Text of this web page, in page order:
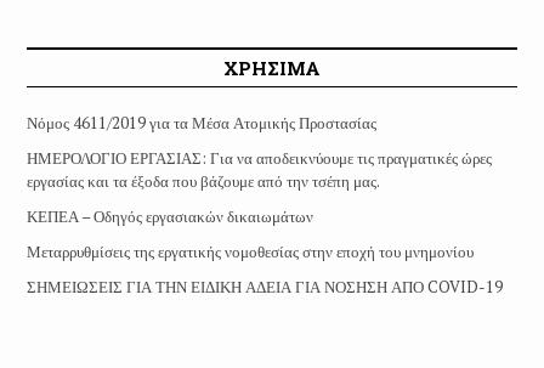
ΧΡΗΣΙΜΑ
Νόμος 4611/2019 για τα Μέσα Ατομικής Προστασίας
ΗΜΕΡΟΛΟΓΙΟ ΕΡΓΑΣΙΑΣ: Για να αποδεικνύουμε τις πραγματικές ώρες
εργασίας και τα έξοδα που βάζουμε από την τσέπη μας.
ΚΕΠΕΑ – Οδηγός εργασιακών δικαιωμάτων
Μεταρρυθμίσεις της εργατικής νομοθεσίας στην εποχή του μνημονίου
ΣΗΜΕΙΩΣΕΙΣ ΓΙΑ ΤΗΝ ΕΙΔΙΚΗ ΑΔΕΙΑ ΓΙΑ ΝΟΣΗΣΗ ΑΠΟ COVID-19